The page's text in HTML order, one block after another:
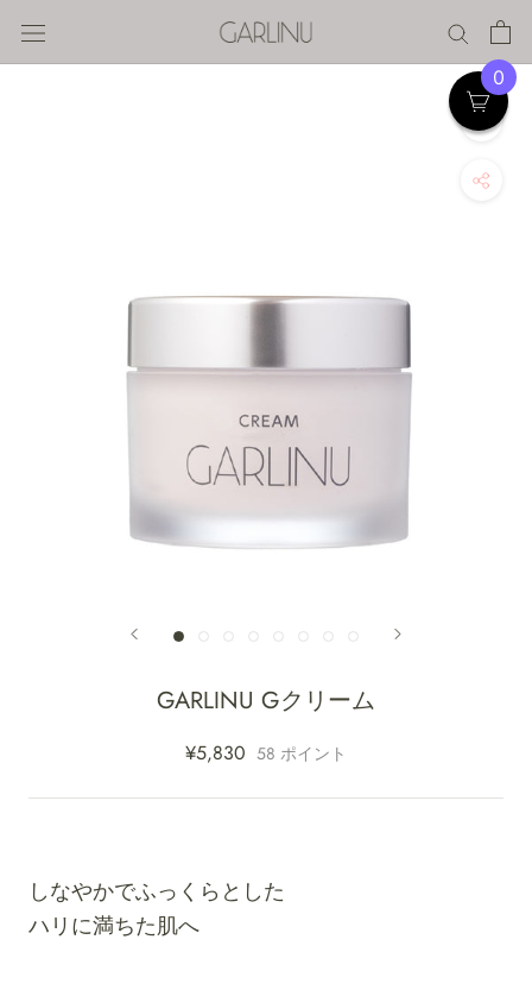
ッ
GARLINU Gクリーム
¥5,830 58 ポイント
しなやかでふっくらとした
ハリに満ちた肌へ
0